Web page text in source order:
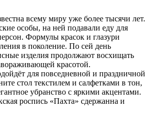
всему миру уже более тысячи лет.
особы, на ней подавали еду для
Формулы красок и глазури
в поколение. По сей день
изделия продолжают восхищать
красотой.
для повседневной и праздничной
стол текстилем и салфетками в тон,
убранство с яркими акцентами.
роспись «Пахта» сдержанна и